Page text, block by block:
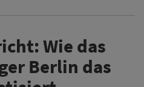
Wie das
Berlin das